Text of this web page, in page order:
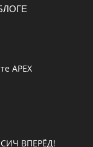
APEX
ВПЕРЁД!